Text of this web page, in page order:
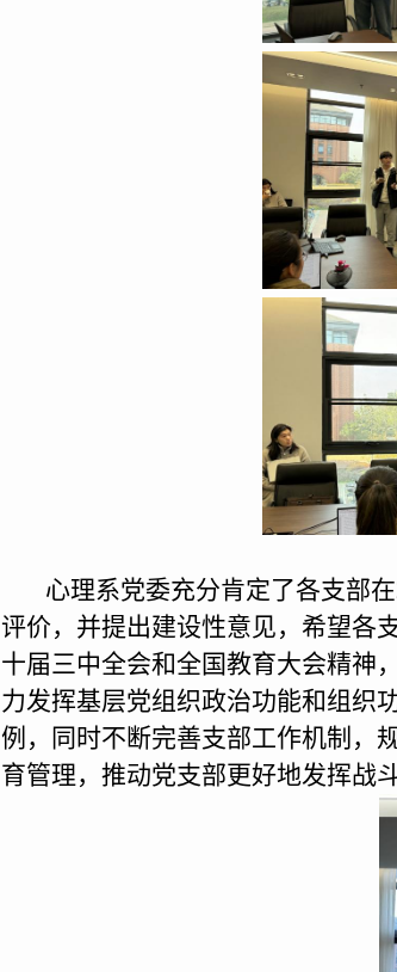
心理系党委充分肯定了各支部在
评价， 并提出建设性意见， 希望各
十届三中全会和全国教育大会精神
力发挥基层党组织政治功能和组织
例，同时不断完善支部工作机制，
育管理，推动党支部更好地发挥战